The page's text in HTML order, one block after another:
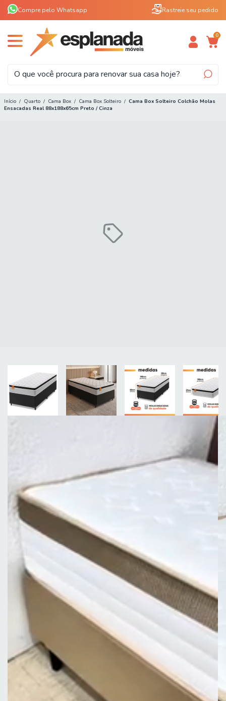
Compre pelo Whatsapp Rastreie seu pedido
0
Início / Quarto / Cama Box / Cama Box Solteiro / Cama Box Solteiro Colchão Molas
Ensacadas Real 88x188x65cm Preto / Cinza